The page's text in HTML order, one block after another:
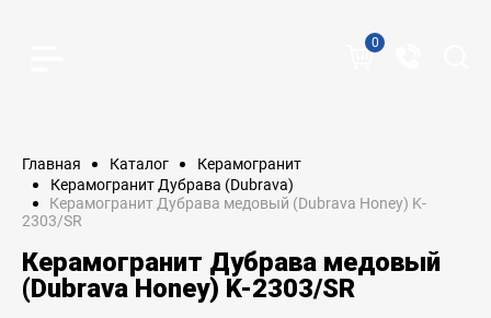
0
Главная Каталог
Керамогранит
Керамогранит Дубрава (Dubrava)
Керамогранит Дубрава медовый (Dubrava Honey) K-
2303/SR
Керамогранит Дубрава медовый
(Dubrava Honey) K-2303/SR